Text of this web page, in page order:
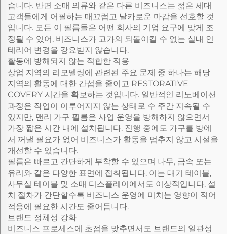
습니다. 반면 소매 의류와 같은 다른 비즈니스는 젊은 세대
고객들에게 어필하는 매끄럽고 날카로운 마감을 선호할 것
입니다. 모든 이 필름들은 어떤 회사의 기업 요구에 맞게 조
정될 수 있어, 비즈니스가 고가의 되돌이킬 수 없는 실내 인
테리어 변경을 강요받지 않습니다.
활동에 방해되지 않는 적합한 적용
상업 지역의 리모델링에 관련된 주요 문제 중 하나는 해당
지역의 활동에 대한 간섭을 줄이고 RESTORATIVE
COVERY 시간을 확보하는 것입니다. 일반적인 리노베이션
과정은 작업이 이루어지지 않는 상태로 수 주간 지속될 수
있지만, 맨리 가구 필름은 사업 운영을 방해하지 않으면서
가장 짧은 시간 내에 설치됩니다. 진행 중에도 가구를 방에
서 꺼낼 필요가 없어 비즈니스가 활동을 멈추지 않고 시설을
개선할 수 있습니다.
필름은 빠르고 간단하게 부착할 수 있으며 나무, 금속 또는
유리와 같은 다양한 표면에 접착됩니다. 이는 대기 테이블,
사무실 테이블 및 소매 디스플레이에서도 이상적입니다. 설
치 절차가 간단할수록 비즈니스 운영에 미치는 영향이 적어
적응에 필요한 시간도 줄어듭니다.
브랜드 정체성 강화
비즈니스 프로세스에 초점을 맞추면서도 브랜드의 일관성